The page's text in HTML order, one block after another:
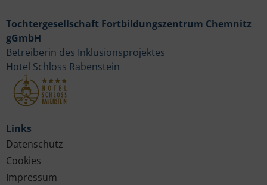
Links
Datenschutz
Cookies
Impressum
Tochtergesellschaft Fortbildungszentrum Chemnitz
gGmbH
Betreiberin des Inklusionsprojektes
Hotel Schloss Rabenstein